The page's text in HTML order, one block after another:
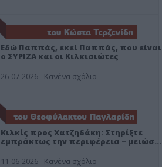
Εδώ Παππάς, εκεί Παππάς, που είναι
ο ΣΥΡΙΖΑ και οι Κιλκισιώτες
26-07-2026 - Κανένα σχόλιο
Κιλκίς προς Χατζηδάκη: Στηρίξτε
εμπράκτως την περιφέρεια – μειώσ…
11-06-2026 - Κανένα σχόλιο